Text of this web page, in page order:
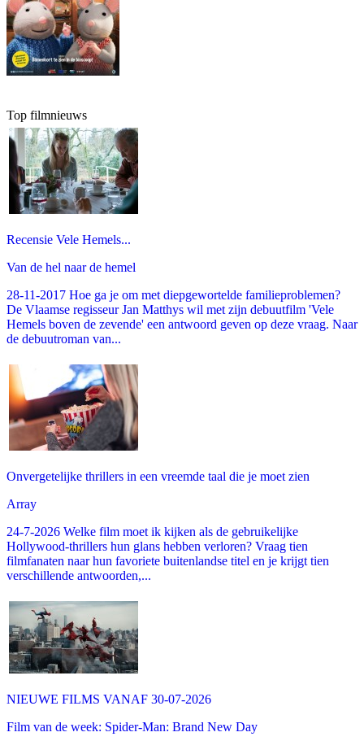
Top filmnieuws
Recensie Vele Hemels...
Van de hel naar de hemel
28-11-2017 Hoe ga je om met diepgewortelde familieproblemen?
De Vlaamse regisseur Jan Matthys wil met zijn debuutfilm 'Vele
Hemels boven de zevende' een antwoord geven op deze vraag. Naar
de debuutroman van...
Onvergetelijke thrillers in een vreemde taal die je moet zien
Array
24-7-2026 Welke film moet ik kijken als de gebruikelijke
Hollywood-thrillers hun glans hebben verloren? Vraag tien
filmfanaten naar hun favoriete buitenlandse titel en je krijgt tien
verschillende antwoorden,...
NIEUWE FILMS VANAF 30-07-2026
Film van de week: Spider-Man: Brand New Day